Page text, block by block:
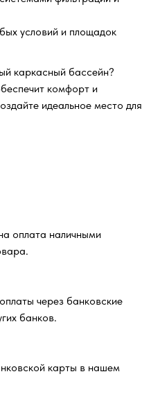
условий и площадок
каркасный бассейн?
комфорт и
идеальное место для
оплата наличными
через банковские
банков.
карты в нашем